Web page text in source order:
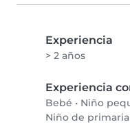
Experiencia
> 2 años
Experiencia
Bebé • Niño
Niño de primaria